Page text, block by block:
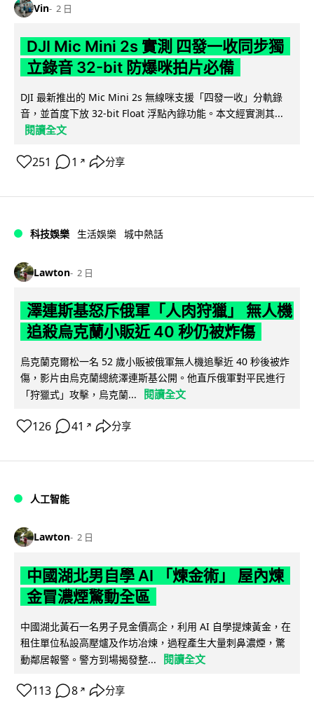
Vin 2 日
DJI Mic Mini 2s 實測 四發一收同步獨
立錄音 32-bit 防爆咪拍片必備
DJI 最新推出的 Mic Mini 2s 無線咪支援「四發一收」分軌錄
音，並首度下放 32-bit Float 浮點內錄功能。本文經實測其...
閱讀全文
251 1 ↗ 分享
科技娛樂 生活娛樂 城中熱話
Lawton 2 日
澤連斯基怒斥俄軍「人肉狩獵」 無人機
追殺烏克蘭小販近 40 秒仍被炸傷
烏克蘭克爾松一名 52 歲小販被俄軍無人機追擊近 40 秒後被炸
傷，影片由烏克蘭總統澤連斯基公開。他直斥俄軍對平民進行
「狩獵式」攻擊，烏克蘭...
閱讀全文
126 41 ↗ 分享
人工智能
Lawton 2 日
中國湖北男自學 AI 「煉金術」 屋內煉
金冒濃煙驚動全區
中國湖北黃石一名男子見金價高企，利用 AI 自學提煉黃金，在
租住單位私設高壓爐及作坊冶煉，過程產生大量刺鼻濃煙，驚
動鄰居報警。警方到場揭發整...
閱讀全文
113 8 ↗ 分享